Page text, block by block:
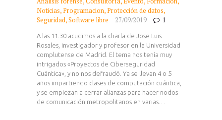
Noticias,Programacion,Protección de datos,
Seguridad,Software libre 27/09/2019 1
A las 11.30 acudimos a la charla de Jose Luis
Rosales, investigador y profesor en la Universidad
complutense de Madrid. El tema nos tenía muy
intrigados «Proyectos de Ciberseguridad
Cuántica», y no nos defraudó. Ya se llevan 4 o 5
años impartiendo clases de computación cuántica,
y se empiezan a cerrar alianzas para hacer nodos
de comunicación metropolitanos en varias…